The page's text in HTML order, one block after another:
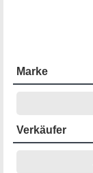
Marke
Verkäufer